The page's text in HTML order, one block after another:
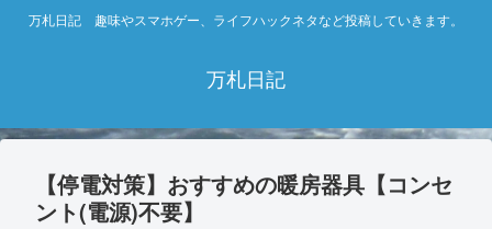
万札日記 趣味やスマホゲー、ライフハックネタなど投稿していきます。
万札日記
【停電対策】おすすめの暖房器具【コンセ
ント(電源)不要】